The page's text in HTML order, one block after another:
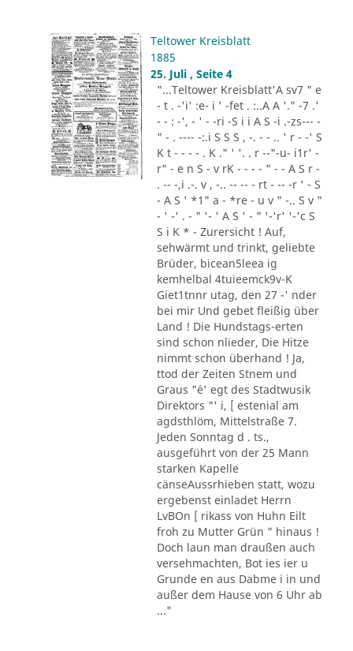
Teltower Kreisblatt
1885
25. Juli , Seite 4
"...Teltower Kreisblatt'A sv7 " e
- t . -'i' :e- i ' -fet . :..A A '." -7 .'
- - : -', - ' - -ri -S i i A S -i .-zs--- -
" - . ---- -:.i S S S , -. - - .. ' r - -' S
K t - - - - . K ." ' '. . r --"-u- i1r' -
r" - e n S - v rK - - - - " - - A S r -
. -- -,i .-. v , -.. -- -- - rt - -- -r ' - S
- A S ' *1" a - *re - u v " -.. S v "
- ' -' . - " '- ' A S ' - " '-'r' '-'c S
S i K * - Zurersicht ! Auf,
sehwärmt und trinkt, geliebte
Brüder, bicean5leea ig
kemhelbal 4tuieemck9v-K
Giet1tnnr utag, den 27 -' nder
bei mir Und gebet fleißig über
Land ! Die Hundstags-erten
sind schon nlieder, Die Hitze
nimmt schon überhand ! Ja,
ttod der Zeiten Stnem und
Graus "´e' egt des Stadtwusik
Direktors "' i, [ estenial am
agdsthlöm, Mittelstraße 7.
Jeden Sonntag d . ts.,
ausgeführt von der 25 Mann
starken Kapelle
cänseAussrhieben statt, wozu
ergebenst einladet Herrn
LvBOn [ rikass von Huhn Eilt
froh zu Mutter Grün " hinaus !
Doch laun man draußen auch
versehmachten, Bot ies ier u
Grunde en aus Dabme i in und
außer dem Hause von 6 Uhr ab
..."